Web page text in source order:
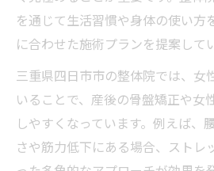
を通じて生活習慣や身体の使い方
に合わせた施術プランを提案して
三重県四日市市の整体院では、女
いることで、産後の骨盤矯正や女
しやすくなっています。例えば、
さや筋力低下にある場合、ストレ